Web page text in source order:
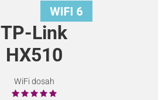
TP-Link
HX510
WiFi dosah